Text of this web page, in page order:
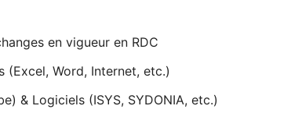
en vigueur en RDC
Word, Internet, etc.)
& Logiciels (ISYS, SYDONIA, etc.)